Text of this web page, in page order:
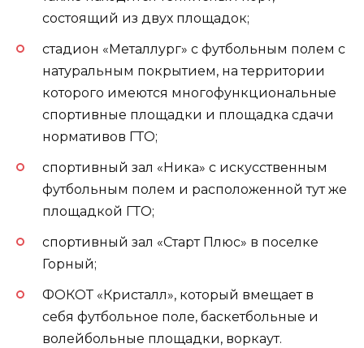
состоящий из двух площадок;
стадион «Металлург» с футбольным полем с
натуральным покрытием, на территории
которого имеются многофункциональные
спортивные площадки и площадка сдачи
нормативов ГТО;
спортивный зал «Ника» с искусственным
футбольным полем и расположенной тут же
площадкой ГТО;
спортивный зал «Старт Плюс» в поселке
Горный;
ФОКОТ «Кристалл», который вмещает в
себя футбольное поле, баскетбольные и
волейбольные площадки, воркаут.